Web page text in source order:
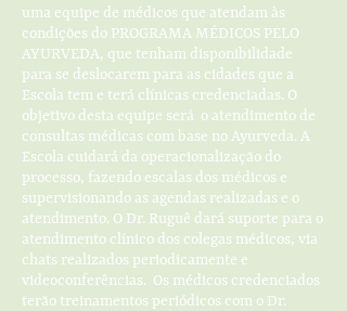
uma equipe de médicos que atendam às
condições do PROGRAMA MÉDICOS PELO
AYURVEDA, que tenham disponibilidade
para se deslocarem para as cidades que a
Escola tem e terá clínicas credenciadas. O
objetivo desta equipe será o atendimento de
consultas médicas com base no Ayurveda. A
Escola cuidará da operacionalização do
processo, fazendo escalas dos médicos e
supervisionando as agendas realizadas e o
atendimento. O Dr. Ruguê dará suporte para o
atendimento clínico dos colegas médicos, via
chats realizados periodicamente e
videoconferências. Os médicos credenciados
terão treinamentos periódicos com o Dr.